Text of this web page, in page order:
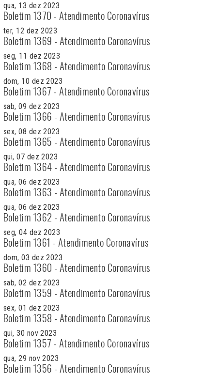
qua, 13 dez 2023
Boletim 1370 - Atendimento Coronavírus
ter, 12 dez 2023
Boletim 1369 - Atendimento Coronavírus
seg, 11 dez 2023
Boletim 1368 - Atendimento Coronavírus
dom, 10 dez 2023
Boletim 1367 - Atendimento Coronavírus
sab, 09 dez 2023
Boletim 1366 - Atendimento Coronavírus
sex, 08 dez 2023
Boletim 1365 - Atendimento Coronavírus
qui, 07 dez 2023
Boletim 1364 - Atendimento Coronavírus
qua, 06 dez 2023
Boletim 1363 - Atendimento Coronavírus
qua, 06 dez 2023
Boletim 1362 - Atendimento Coronavírus
seg, 04 dez 2023
Boletim 1361 - Atendimento Coronavírus
dom, 03 dez 2023
Boletim 1360 - Atendimento Coronavírus
sab, 02 dez 2023
Boletim 1359 - Atendimento Coronavírus
sex, 01 dez 2023
Boletim 1358 - Atendimento Coronavírus
qui, 30 nov 2023
Boletim 1357 - Atendimento Coronavírus
qua, 29 nov 2023
Boletim 1356 - Atendimento Coronavírus